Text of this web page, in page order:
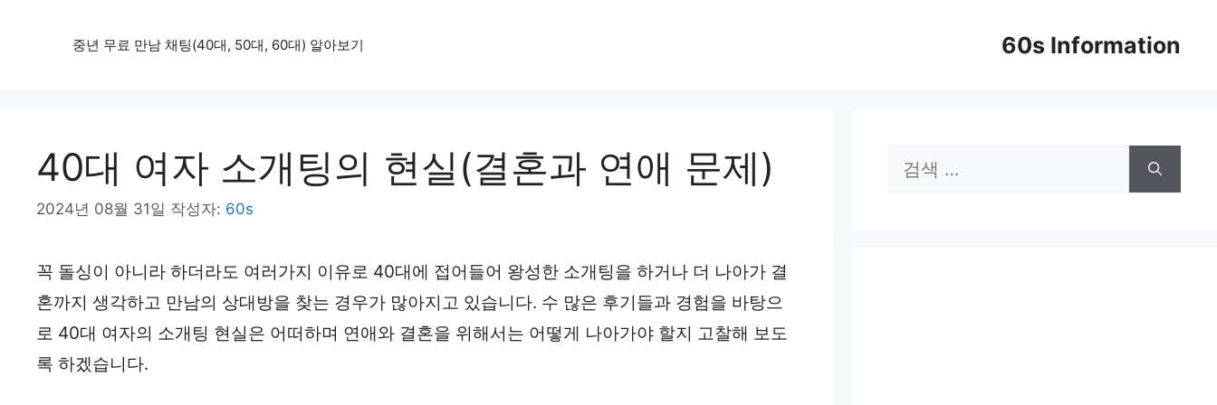
60s Information
중년 무료 만남 채팅(40대, 50대, 60대) 알아보기
40대 여자 소개팅의 현실(결혼과 연애 문제)
2024년 08월 31일 작성자: 60s
꼭 돌싱이 아니라 하더라도 여러가지 이유로 40대에 접어들어 왕성한 소개팅을 하거나 더 나아가 결
혼까지 생각하고 만남의 상대방을 찾는 경우가 많아지고 있습니다. 수 많은 후기들과 경험을 바탕으
로 40대 여자의 소개팅 현실은 어떠하며 연애와 결혼을 위해서는 어떻게 나아가야 할지 고찰해 보도
록 하겠습니다.
검